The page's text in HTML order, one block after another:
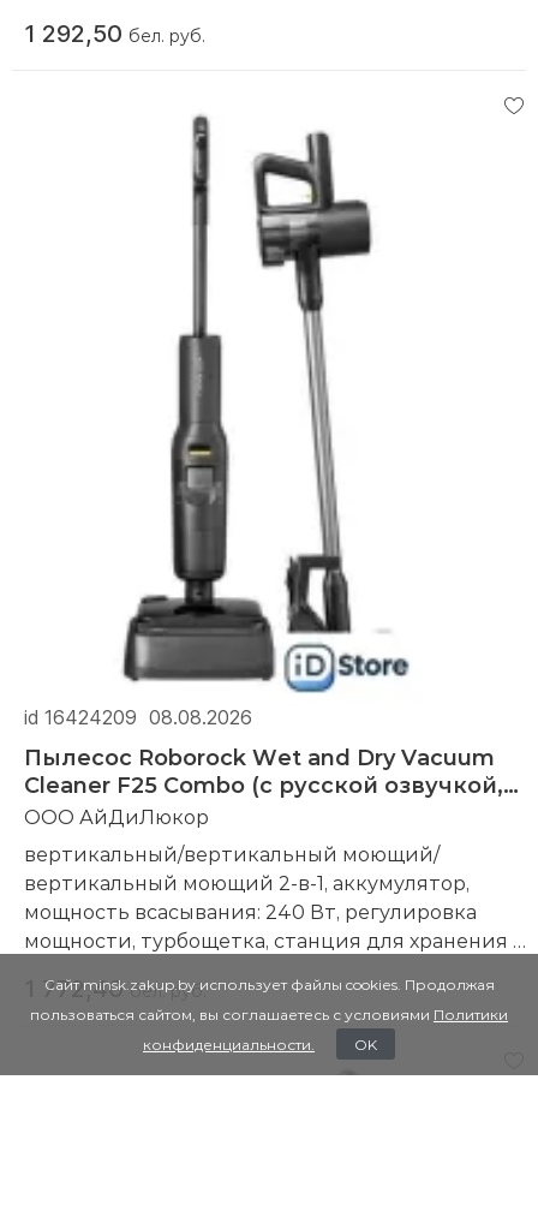
1 292,50 бел. руб.
id 16424209 08.08.2026
Пылесос Roborock Wet and Dry Vacuum
Cleaner F25 Combo (с русской озвучкой,
черный)
ООО АйДиЛюкор
вертикальный/вертикальный моющий/
вертикальный моющий 2-в-1, аккумулятор,
мощность всасывания: 240 Вт, регулировка
мощности, турбощетка, станция для хранения с
Компания производитель:Roborock
1 772,40бел. руб.
Сайт minsk.zakup.by использует файлы cookies. Продолжая
пользоваться сайтом, вы соглашаетесь с условиями Политики
конфиденциальности.
OK